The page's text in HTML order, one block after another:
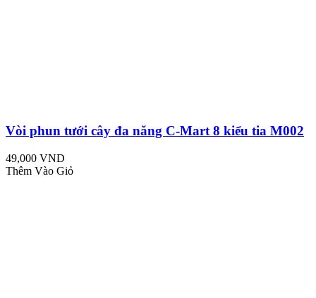
Vòi phun tưới cây đa năng C-Mart 8 kiểu tia M002
49,000 VND
Thêm Vào Giỏ